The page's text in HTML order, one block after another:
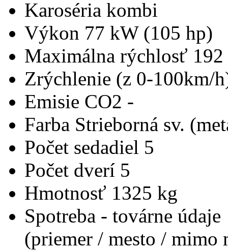
Karoséria kombi
Výkon 77 kW (105 hp)
Maximálna rýchlosť
Zrýchlenie (z 0-100km/
Emisie CO2 -
Farba Strieborná sv.
Počet sedadiel 5
Počet dverí 5
Hmotnosť 1325 kg
Spotreba - továrne údaje
(priemer / mesto / mimo